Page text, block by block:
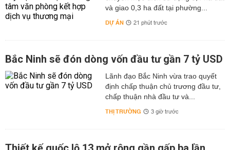
và giao 0,3 ha đất tại phường...
DỰ ÁN 21 phút trước
Bắc Ninh sẽ đón dòng vốn đầu tư gần 7 tỷ USD
Lãnh đạo Bắc Ninh vừa trao quyết
định chấp thuận chủ trương đầu tư,
chấp thuận nhà đầu tư và...
THỊ TRƯỜNG 3 giờ trước